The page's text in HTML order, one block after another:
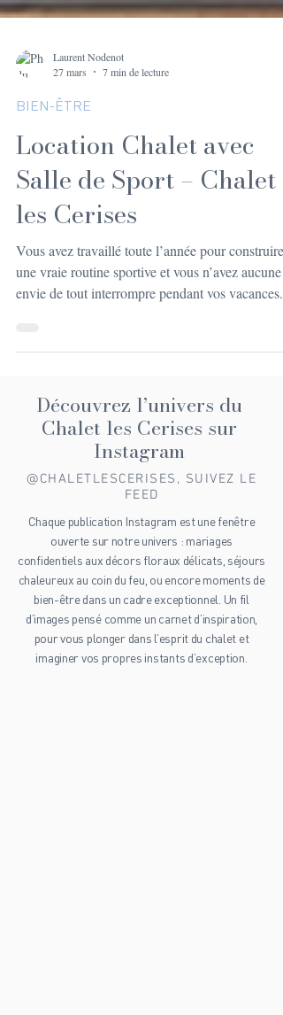
Laurent Nodenot
27 mars
BIEN-ÊTRE
Location Chalet avec
Salle de Sport – Chalet
les Cerises
Vous avez travaillé toute l’année pour construire
Pourtant, entre les transports, le changement de
difficile de maintenir de bonnes habitudes. C’est
qu’une location chalet avec salle de sport change
tout. En réunissant hébergement chaleureux,
paysage de montagne et espace fitness privé, vous
pouvez continuer à vous entraîner
Découvrez l’univers du
Chalet les Cerises sur
Instagram
@CHALETLESCERISES, SUIVEZ LE
FEED
Chaque publication Instagram est une fenêtre
ouverte sur notre univers : mariages
confidentiels aux décors floraux délicats, séjours
chaleureux au coin du feu, ou encore moments de
bien-être dans un cadre exceptionnel. Un fil
d’images pensé comme un carnet d’inspiration,